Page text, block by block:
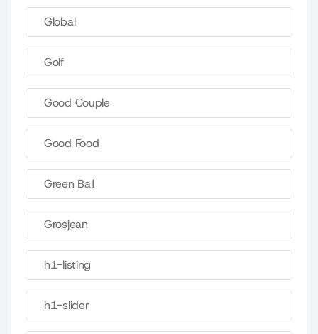
Global
Golf
Good Couple
Good Food
Green Ball
Grosjean
h1-listing
h1-slider